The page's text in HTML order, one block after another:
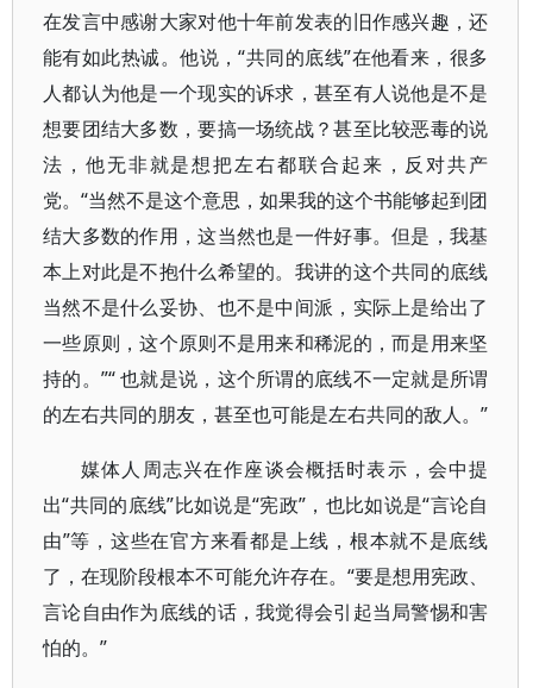
在发言中感谢大家对他十年前发表的旧作感兴趣，还
能有如此热诚。他说，“共同的底线”在他看来，很多
人都认为他是一个现实的诉求，甚至有人说他是不是
想要团结大多数，要搞一场统战？甚至比较恶毒的说
法，他无非就是想把左右都联合起来，反对共产
党。“当然不是这个意思，如果我的这个书能够起到团
结大多数的作用，这当然也是一件好事。但是，我基
本上对此是不抱什么希望的。我讲的这个共同的底线
当然不是什么妥协、也不是中间派，实际上是给出了
一些原则，这个原则不是用来和稀泥的，而是用来坚
持的。”“ 也就是说，这个所谓的底线不一定就是所谓
的左右共同的朋友，甚至也可能是左右共同的敌人。”
媒体人周志兴在作座谈会概括时表示，会中提
出“共同的底线”比如说是“宪政”，也比如说是“言论自
由”等，这些在官方来看都是上线，根本就不是底线
了，在现阶段根本不可能允许存在。“要是想用宪政、
言论自由作为底线的话，我觉得会引起当局警惕和害
怕的。”